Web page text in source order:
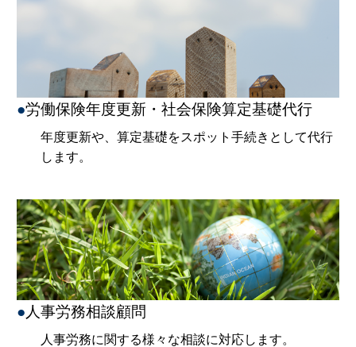
●労働保険年度更新・社会保険算定基礎代行
年度更新や、算定基礎をスポット手続きとして代行
します。
● 人事労務相談顧問
人事労務に関する様々な相談に対応します。